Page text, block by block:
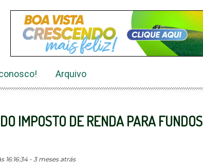
Arquivo
IMPOSTO DE RENDA PARA FUNDOS
16:16:34 - 3 meses atrás